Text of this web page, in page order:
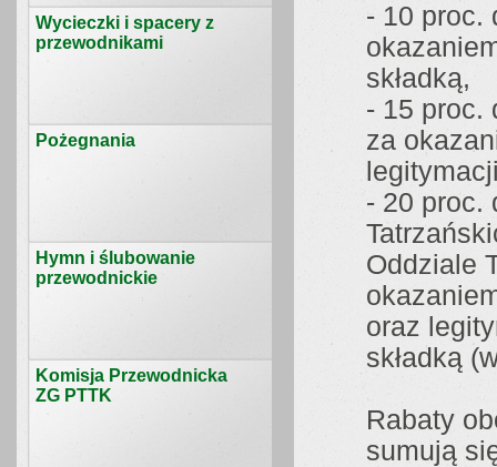
Wycieczki i spacery z
przewodnikami
Pożegnania
Hymn i ślubowanie
przewodnickie
Komisja Przewodnicka
ZG PTTK
- 10 proc.
składką,
- 15 proc.
za
- 20 proc.
Oddziale
oraz
składką
Rabaty
sumują